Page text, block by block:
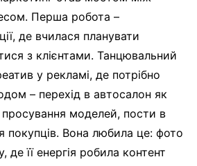
Перша робота –
де вчилася планувати
з клієнтами. Танцювальний
у рекламі, де потрібно
– перехід в автосалон як
моделей, пости в
покупців. Вона любила це: фото
де її енергія робила контент